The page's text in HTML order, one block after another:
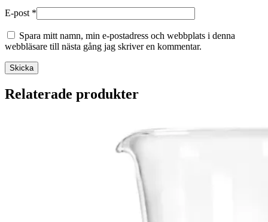
E-post *
Spara mitt namn, min e-postadress och webbplats i denna
webbläsare till nästa gång jag skriver en kommentar.
Relaterade produkter